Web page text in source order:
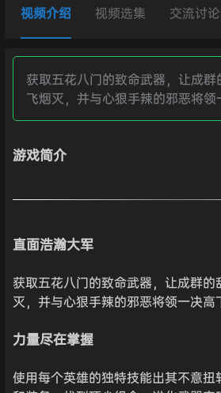
视频介绍 视频选集 交流讨论
获取五花八门的致命武器，让成
飞烟灭，并与心狠手辣的邪恶将领
游戏简介
直面浩瀚大军
获取五花八门的致命武器，让成群的
灭，并与心狠手辣的邪恶将领一决高
力量尽在掌握
使用每个英雄的独特技能出其不意扭